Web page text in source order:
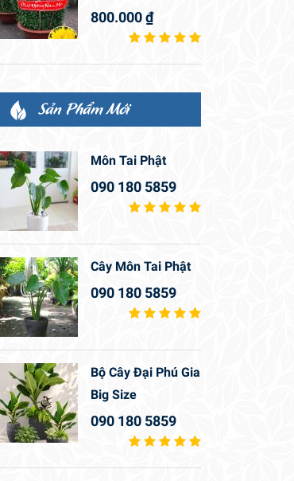
800.000₫
Sản Phẩm Mới
Môn Tai Phật
090 180 5859
Cây Môn Tai Phật
090 180 5859
Bộ Cây Đại Phú Gia
Big Size
090 180 5859